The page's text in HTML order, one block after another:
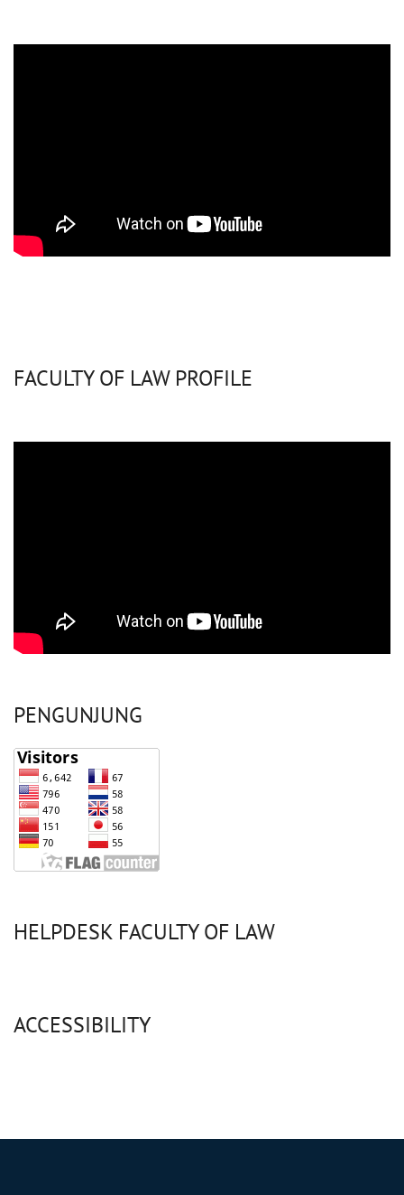
FACULTY OF LAW PROFILE
PENGUNJUNG
HELPDESK FACULTY OF LAW
ACCESSIBILITY